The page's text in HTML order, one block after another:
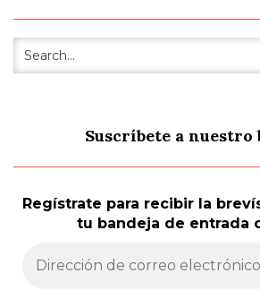
Suscríbete a
Regístrate para recibir la
tu bandeja de entrada